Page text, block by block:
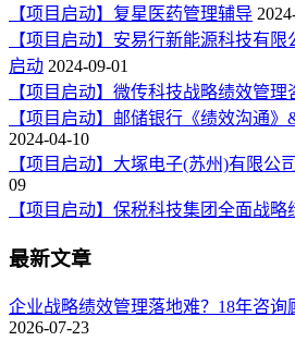
【项目启动】复星医药管理辅导
【项目启动】安易行新能源科技有
启动 2024-09-01
【项目启动】微传科技战略绩效管理
【项目启动】邮储银行《绩效沟通
2024-04-10
【项目启动】大塚电子(苏州)有限公
09
【项目启动】保税科技集团全面战
最新文章
企业战略绩效管理落地难？18年咨询
2026-07-23